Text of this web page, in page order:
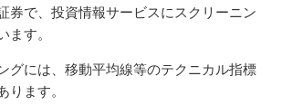
券で、投資情報サービスにスクリーニン
ます。
グには、移動平均線等のテクニカル指標
ります。